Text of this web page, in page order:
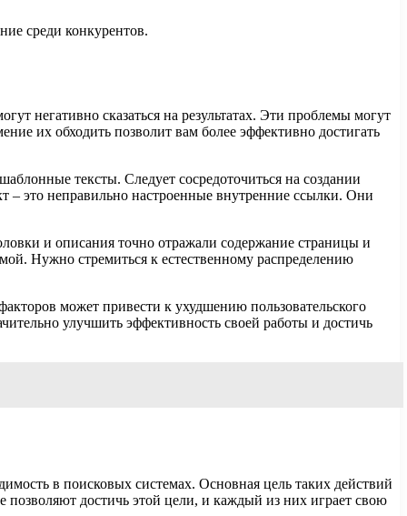
среди конкурентов.
негативно сказаться на результатах. Эти проблемы могут
их обходить позволит вам более эффективно достигать
тексты. Следует сосредоточиться на создании
– это неправильно настроенные внутренние ссылки. Они
и описания точно отражали содержание страницы и
Нужно стремиться к естественному распределению
может привести к ухудшению пользовательского
улучшить эффективность своей работы и достичь
в поисковых системах. Основная цель таких действий
позволяют достичь этой цели, и каждый из них играет свою